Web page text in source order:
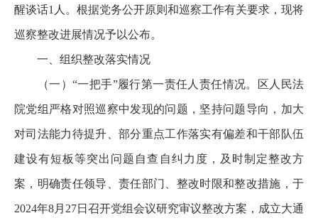
醒谈话1人。根据党务公开原则和巡察工作有关要求，现将
巡察整改进展情况予以公布。
一、组织整改落实情况
（一）“一把手”履行第一责任人责任情况。区人民法
院党组严格对照巡察中发现的问题，坚持问题导向，加大
对司法能力待提升、部分重点工作落实有偏差和干部队伍
建设有短板等突出问题自查自纠力度，及时制定整改方
案，明确责任领导、责任部门、整改时限和整改措施，于
2024年8月27日召开党组会议研究审议整改方案，成立大通